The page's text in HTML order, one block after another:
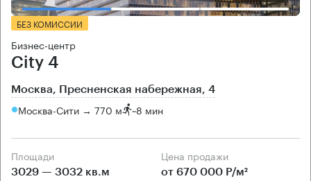
БЕЗ КОМИССИИ
Бизнес-центр
City 4
Москва, Пресненская набережная, 4
Москва-Сити → 770 м ~8 мин
Площади
3029 — 3032 кв.м
Цена продажи
от 670 000 Р/м²